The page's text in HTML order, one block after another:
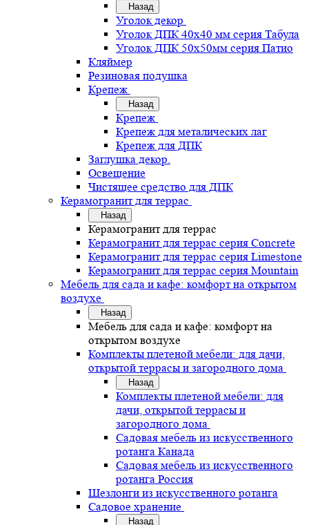
Назад
Уголок декор
Уголок ДПК 40х40 мм серия Табула
Уголок ДПК 50х50мм серия Патио
Кляймер
Резиновая подушка
Крепеж
Назад
Крепеж
Крепеж для металических лаг
Крепеж для ДПК
Заглушка декор.
Освещение
Чистящее средство для ДПК
Керамогранит для террас
Назад
Керамогранит для террас
Керамогранит для террас серия Concrete
Керамогранит для террас серия Limestone
Керамогранит для террас серия Mountain
Мебель для сада и кафе: комфорт на открытом
воздухе
Назад
Мебель для сада и кафе: комфорт на
открытом воздухе
Комплекты плетеной мебели: для дачи,
открытой террасы и загородного дома
Назад
Комплекты плетеной мебели: для
дачи, открытой террасы и
загородного дома
Садовая мебель из искусственного
ротанга Канада
Садовая мебель из искусственного
ротанга Россия
Шезлонги из искусственного ротанга
Садовое хранение
Назад